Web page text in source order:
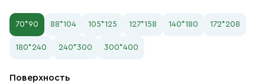
70*90 88*104 105*125 127*158 140*180 172*208
180*240 240*300 300*400
Поверхность